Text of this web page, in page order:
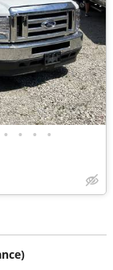
• • • •